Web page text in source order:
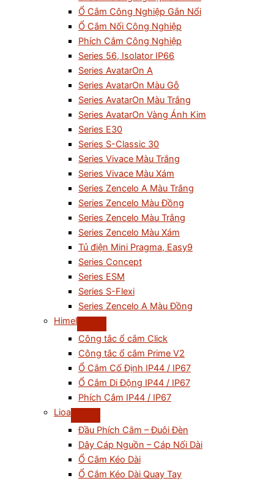
Ổ Cắm Công Nghiệp Gắn Nổi
Ổ Cắm Nối Công Nghiệp
Phích Cắm Công Nghiệp
Series 56, Isolator IP66
Series AvatarOn A
Series AvatarOn Màu Gỗ
Series AvatarOn Màu Trắng
Series AvatarOn Vàng Ánh Kim
Series E30
Series S-Classic 30
Series Vivace Màu Trắng
Series Vivace Màu Xám
Series Zencelo A Màu Trắng
Series Zencelo Màu Đồng
Series Zencelo Màu Trắng
Series Zencelo Màu Xám
Tủ điện Mini Pragma, Easy9
Series Concept
Series ESM
Series S-Flexi
Series Zencelo A Màu Đồng
Himel
Công tắc ổ cắm Click
Công tắc ổ cắm Prime V2
Ổ Cắm Cố Định IP44 / IP67
Ổ Cắm Di Động IP44 / IP67
Phích Cắm IP44 / IP67
Lioa
Đầu Phích Cắm – Đuôi Đèn
Dây Cáp Nguồn – Cáp Nối Dài
Ổ Cắm Kéo Dài
Ổ Cắm Kéo Dài Quay Tay